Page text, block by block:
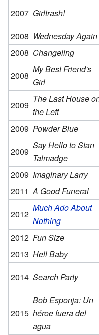
2007 Girltrash!
2008 Wednesday Again
2008 Changeling
2008
My Best Friend's
Girl
2009
The Last House
the Left
2009 Powder Blue
2009
Say Hello to Stan
Talmadge
2009 Imaginary Larry
2011 A Good Funeral
2012
Much Ado About
Nothing
2012 Fun Size
2013 Hell Baby
2014 Search Party
2015
Bob Esponja: Un
héroe fuera del
agua